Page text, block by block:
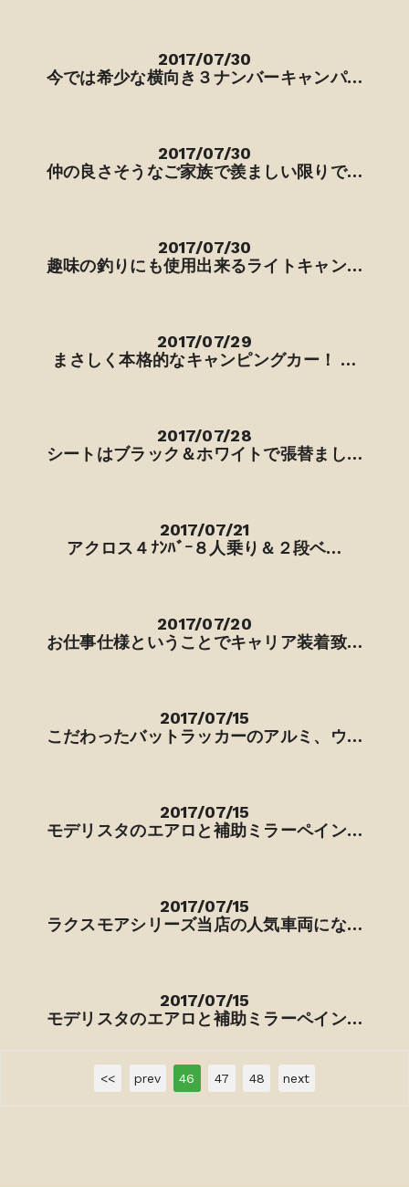
2017/07/30
今では希少な横向き３ナンバーキャンパ…
2017/07/30
仲の良さそうなご家族で羨ましい限りで…
2017/07/30
趣味の釣りにも使用出来るライトキャン…
2017/07/29
まさしく本格的なキャンピングカー！ …
2017/07/28
シートはブラック＆ホワイトで張替まし…
2017/07/21
アクロス４ﾅﾝﾊﾞｰ８人乗り＆２段ベ…
2017/07/20
お仕事仕様ということでキャリア装着致…
2017/07/15
こだわったバットラッカーのアルミ、ウ…
2017/07/15
モデリスタのエアロと補助ミラーペイン…
2017/07/15
ラクスモアシリーズ当店の人気車両にな…
2017/07/15
モデリスタのエアロと補助ミラーペイン…
<< prev 46 47 48 next